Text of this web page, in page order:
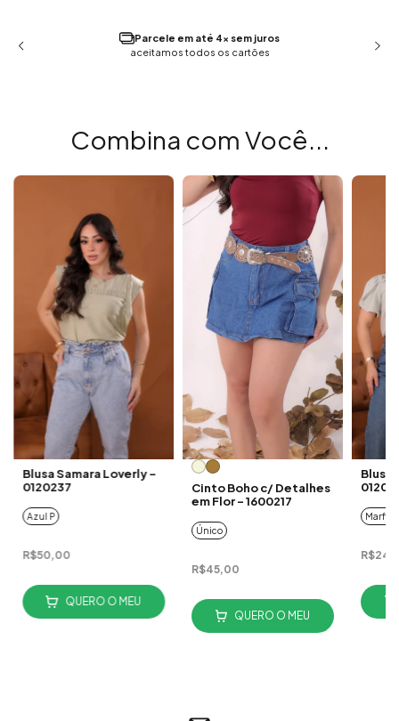
Parcele em até 4x sem juros
aceitamos todos os cartões
Combina com Você...
Blusa Samara Loverly -
0120237
Azul P
R$50,00
QUERO O MEU
Cinto Boho c/ Detalhes
em Flor - 1600217
Único
R$45,00
QUERO O MEU
Blusa
Marfim